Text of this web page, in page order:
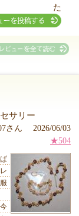
た
サリー
さん 2026/06/03
★504